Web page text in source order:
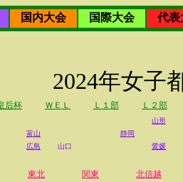
国内大会 国際大会
代表
2024年女子
后杯 ＷＥＬ Ｌ１部 Ｌ２部
山形
富山
静岡
広島
山口 愛媛
東北 関東 北信越